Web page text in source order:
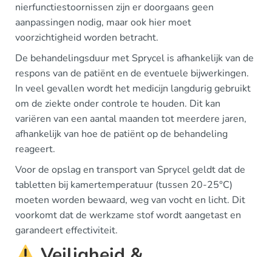
nierfunctiestoornissen zijn er doorgaans geen
aanpassingen nodig, maar ook hier moet
voorzichtigheid worden betracht.
De behandelingsduur met Sprycel is afhankelijk van de
respons van de patiënt en de eventuele bijwerkingen.
In veel gevallen wordt het medicijn langdurig gebruikt
om de ziekte onder controle te houden. Dit kan
variëren van een aantal maanden tot meerdere jaren,
afhankelijk van hoe de patiënt op de behandeling
reageert.
Voor de opslag en transport van Sprycel geldt dat de
tabletten bij kamertemperatuur (tussen 20-25°C)
moeten worden bewaard, weg van vocht en licht. Dit
voorkomt dat de werkzame stof wordt aangetast en
garandeert effectiviteit.